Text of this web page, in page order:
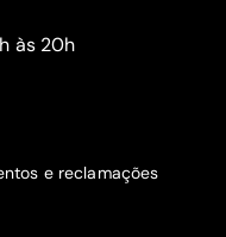
às 20h
e reclamações